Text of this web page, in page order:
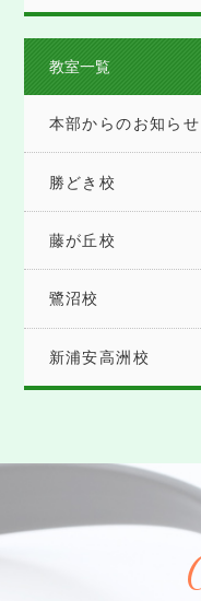
教室一覧
本部からのお知らせ
勝どき校
藤が丘校
鷺沼校
新浦安高洲校